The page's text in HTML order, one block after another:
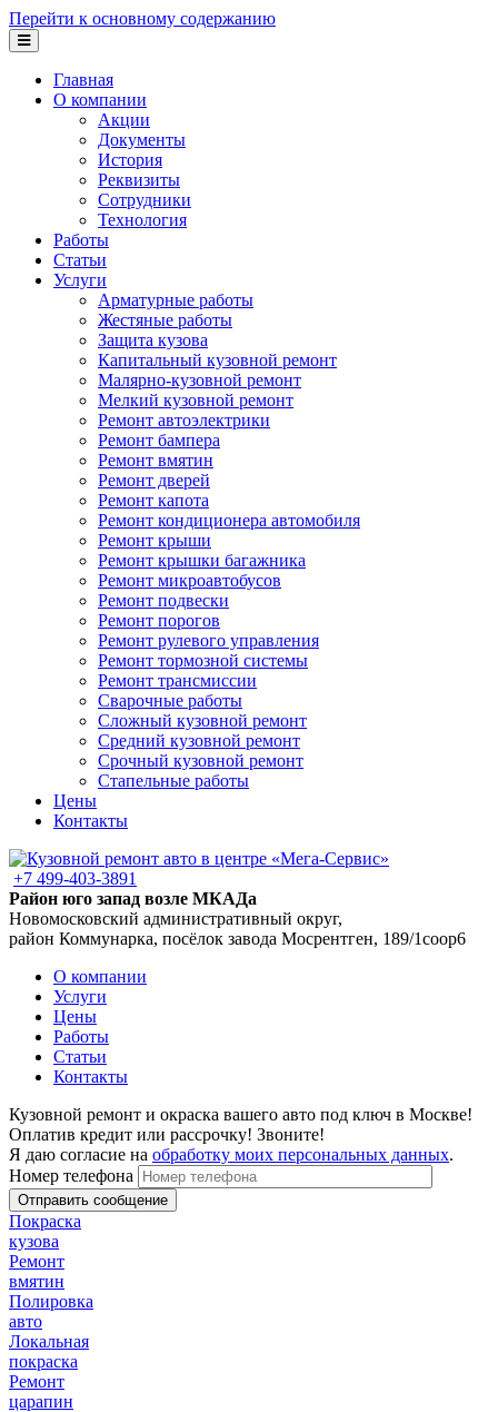
Перейти к основному содержанию
Главная
О компании
Акции
Документы
История
Реквизиты
Сотрудники
Технология
Работы
Статьи
Услуги
Арматурные работы
Жестяные работы
Защита кузова
Капитальный кузовной ремонт
Малярно-кузовной ремонт
Мелкий кузовной ремонт
Ремонт автоэлектрики
Ремонт бампера
Ремонт вмятин
Ремонт дверей
Ремонт капота
Ремонт кондиционера автомобиля
Ремонт крыши
Ремонт крышки багажника
Ремонт микроавтобусов
Ремонт подвески
Ремонт порогов
Ремонт рулевого управления
Ремонт тормозной системы
Ремонт трансмиссии
Сварочные работы
Сложный кузовной ремонт
Средний кузовной ремонт
Срочный кузовной ремонт
Стапельные работы
Цены
Контакты
+7 499-403-3891
Район юго запад возле МКАДа
Новомосковский административный округ,
район Коммунарка, посёлок завода Мосрентген, 189/1соор6
О компании
Услуги
Цены
Работы
Статьи
Контакты
Кузовной ремонт и окраска вашего авто под ключ в Москве!
Оплатив кредит или рассрочку! Звоните!
Я даю согласие на обработку моих персональных данных.
Номер телефона
Покраска
кузова
Ремонт
вмятин
Полировка
авто
Локальная
покраска
Ремонт
царапин